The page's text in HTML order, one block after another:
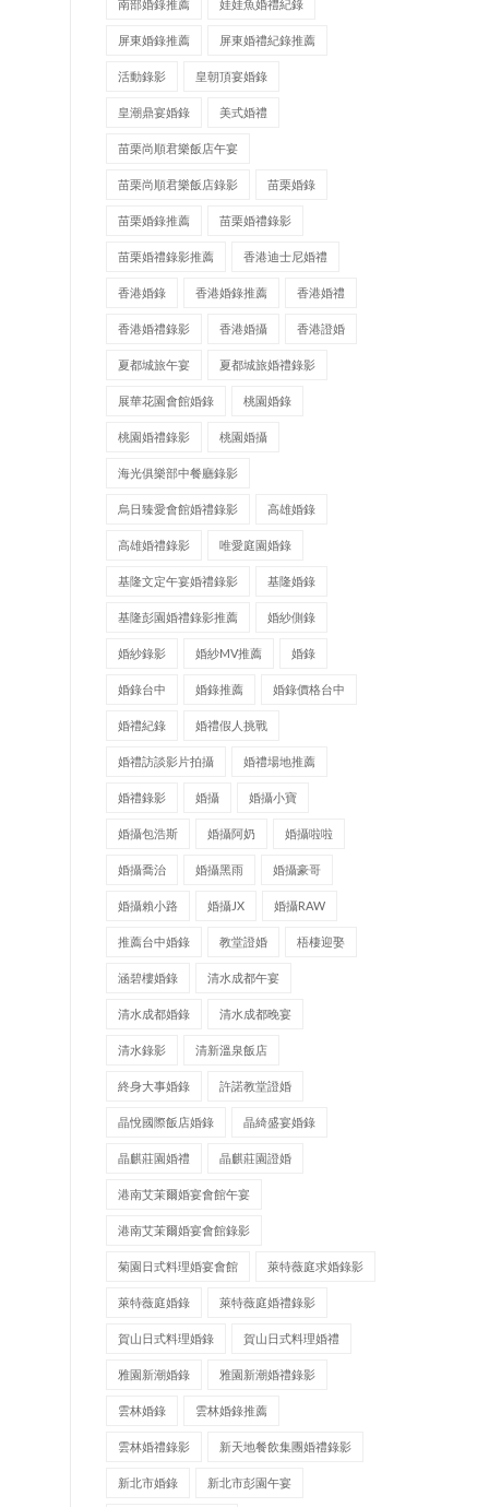
南部婚錄推薦 娃娃魚婚禮紀錄
屏東婚錄推薦 屏東婚禮紀錄推薦
活動錄影 皇朝頂宴婚錄
皇潮鼎宴婚錄 美式婚禮
苗栗尚順君樂飯店午宴
苗栗尚順君樂飯店錄影 苗栗婚錄
苗栗婚錄推薦 苗栗婚禮錄影
苗栗婚禮錄影推薦 香港迪士尼婚禮
香港婚錄 香港婚錄推薦 香港婚禮
香港婚禮錄影 香港婚攝 香港證婚
夏都城旅午宴 夏都城旅婚禮錄影
展華花園會館婚錄 桃園婚錄
桃園婚禮錄影 桃園婚攝
海光俱樂部中餐廳錄影
烏日臻愛會館婚禮錄影 高雄婚錄
高雄婚禮錄影 唯愛庭園婚錄
基隆文定午宴婚禮錄影 基隆婚錄
基隆彭園婚禮錄影推薦 婚紗側錄
婚紗錄影 婚紗MV推薦 婚錄
婚錄台中 婚錄推薦 婚錄價格台中
婚禮紀錄 婚禮假人挑戰
婚禮訪談影片拍攝 婚禮場地推薦
婚禮錄影 婚攝 婚攝小寶
婚攝包浩斯 婚攝阿奶 婚攝啦啦
婚攝喬治 婚攝黑雨 婚攝豪哥
婚攝賴小路 婚攝JX 婚攝RAW
推薦台中婚錄 教堂證婚 梧棲迎娶
涵碧樓婚錄 清水成都午宴
清水成都婚錄 清水成都晚宴
清水錄影 清新溫泉飯店
終身大事婚錄 許諾教堂證婚
晶悅國際飯店婚錄 晶綺盛宴婚錄
晶麒莊園婚禮 晶麒莊園證婚
港南艾茉爾婚宴會館午宴
港南艾茉爾婚宴會館錄影
菊園日式料理婚宴會館 萊特薇庭求婚錄影
萊特薇庭婚錄 萊特薇庭婚禮錄影
賀山日式料理婚錄 賀山日式料理婚禮
雅園新潮婚錄 雅園新潮婚禮錄影
雲林婚錄 雲林婚錄推薦
雲林婚禮錄影 新天地餐飲集團婚禮錄影
新北市婚錄 新北市彭園午宴